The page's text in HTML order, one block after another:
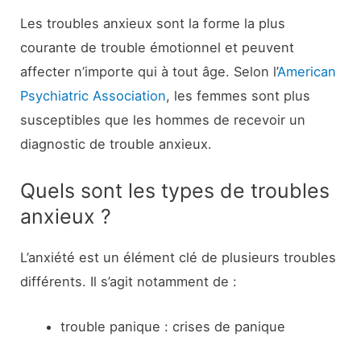
Les troubles anxieux sont la forme la plus
courante de trouble émotionnel et peuvent
affecter n’importe qui à tout âge. Selon l’American
Psychiatric Association, les femmes sont plus
susceptibles que les hommes de recevoir un
diagnostic de trouble anxieux.
Quels sont les types de troubles
anxieux ?
L’anxiété est un élément clé de plusieurs troubles
différents. Il s’agit notamment de :
trouble panique : crises de panique